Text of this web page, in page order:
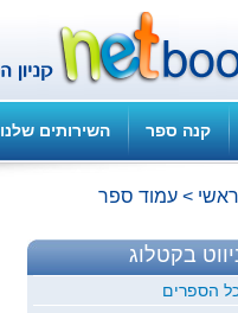
קנה ספר השירותים שלנו
> עמוד ספר
בקטלוג
הספרים